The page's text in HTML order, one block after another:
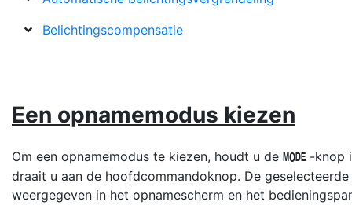
Belichtingscompensatie
Een opnamemodus kiezen
Om een opnamemodus te kiezen, houdt u de I -knop
draait u aan de hoofdcommandoknop. De
weergegeven in het opnamescherm en het